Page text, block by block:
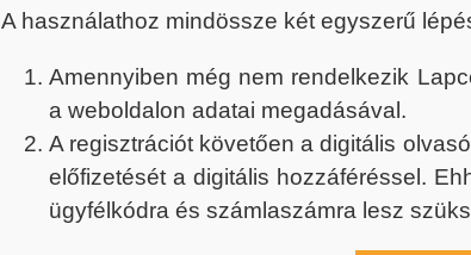
A használathoz mindössze két egyszerű
Amennyiben még nem rendelkezik
a weboldalon adatai megadásával.
A regisztrációt követően a digitális
előfizetését a digitális hozzáféréssel.
ügyfélkódra és számlaszámra lesz